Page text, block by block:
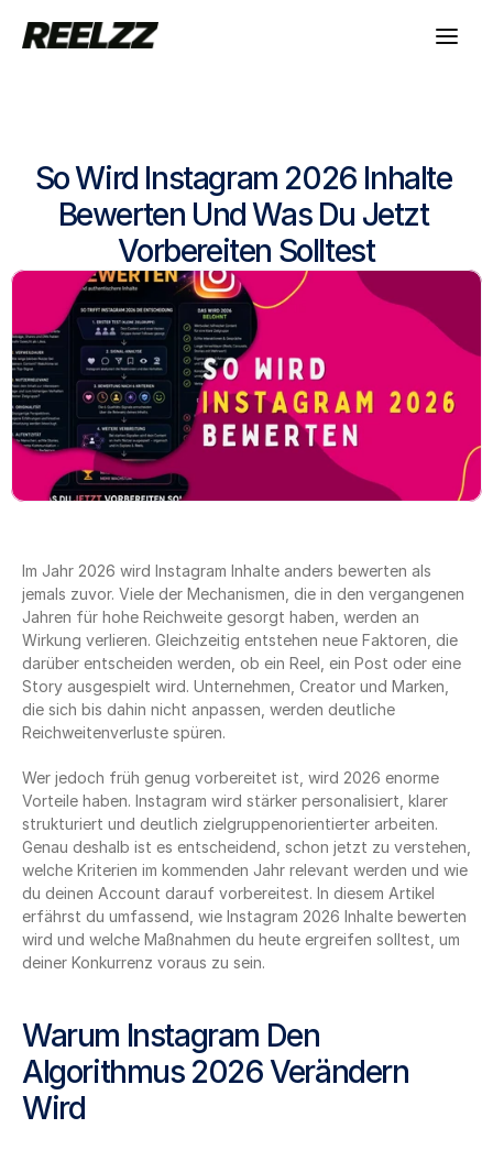
Über Uns
Kontakt
Kontakt
Blog
Blog
Kostenlose Potenzialanalyse
Kostenlose Potenzialanalyse
So Wird Instagram 2026 Inhalte
Bewerten Und Was Du Jetzt
Vorbereiten Solltest
Im Jahr 2026 wird Instagram Inhalte anders bewerten als
jemals zuvor. Viele der Mechanismen, die in den vergangenen
Jahren für hohe Reichweite gesorgt haben, werden an
Wirkung verlieren. Gleichzeitig entstehen neue Faktoren, die
darüber entscheiden werden, ob ein Reel, ein Post oder eine
Story ausgespielt wird. Unternehmen, Creator und Marken,
die sich bis dahin nicht anpassen, werden deutliche
Reichweitenverluste spüren.
Wer jedoch früh genug vorbereitet ist, wird 2026 enorme
Vorteile haben. Instagram wird stärker personalisiert, klarer
strukturiert und deutlich zielgruppenorientierter arbeiten.
Genau deshalb ist es entscheidend, schon jetzt zu verstehen,
welche Kriterien im kommenden Jahr relevant werden und wie
du deinen Account darauf vorbereitest. In diesem Artikel
erfährst du umfassend, wie Instagram 2026 Inhalte bewerten
wird und welche Maßnahmen du heute ergreifen solltest, um
deiner Konkurrenz voraus zu sein.
Warum Instagram Den
Algorithmus 2026 Verändern
Wird